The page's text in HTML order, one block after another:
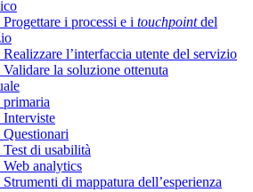
i processi e i touchpointdel
l’interfaccia utente del servizio
la soluzione ottenuta
primaria
Interviste
Questionari
di usabilità
Web analytics
di mappatura dell’esperienza